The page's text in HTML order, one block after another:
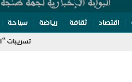
اقتصاد ثقافة رياضة سياحة
تسريبات “الدفع